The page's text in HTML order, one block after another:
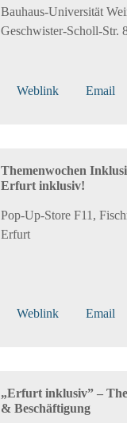
Bauhaus-Universität
Geschwister-Scholl-Str.
Weblink Email
Themenwochen
Erfurt inklusiv!
Pop-Up-Store F11,
Erfurt
Weblink Email
„Erfurt inklusiv” –
& Beschäftigung